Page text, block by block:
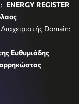
ENERGY REGISTER
Domain:
Ευθυμιάδης